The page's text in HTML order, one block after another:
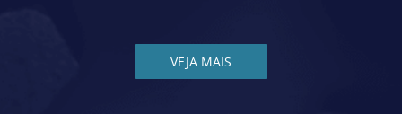
VEJA MAIS